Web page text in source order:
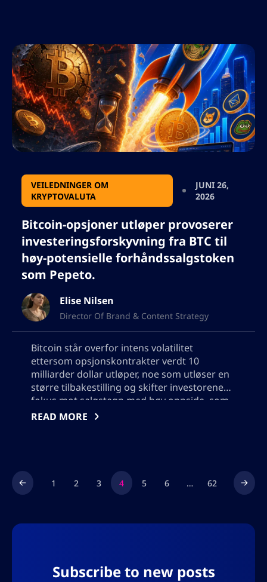
med hver versjon rettet mot ulike
brukerbehov. Ettersom AI- og
kryptoindustriene i økende grad krysser
hverandre, fremprovoserer OpenAIs siste
utgivelse samtaler om teknologisk utvikling,
industrielt samarbeid, og erfaringene hentet
fra tidligere digitale eiendelers suksesser og
fiaskoer.
VEILEDNINGER OM
KRYPTOVALUTA
JUNI 26,
2026
Bitcoin-opsjoner utløper provoserer
investeringsforskyvning fra BTC til
høy-potensielle forhåndssalgstoken
som Pepeto.
Elise Nilsen
Director Of Brand & Content Strategy
Bitcoin står overfor intens volatilitet
ettersom opsjonskontrakter verdt 10
milliarder dollar utløper, noe som utløser en
større tilbakestilling og skifter investorenes
fokus mot salgstegn med høy oppside, som
Pepeto. Utforsk Bitcoin prisprognoser, ETF
neste syklus kan bli ledet av
gjennombruddstegn, snarere enn
READ MORE
1 2 3 4 5 6 … 62
Subscribe to new posts